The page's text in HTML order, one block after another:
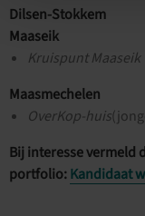
Dilsen-Stokkem
Maaseik
Kruispunt Maaseik
Maasmechelen
OverKop-huis
Bij interesse vermeld
portfolio:Kandidaat